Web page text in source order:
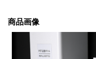
商品画像